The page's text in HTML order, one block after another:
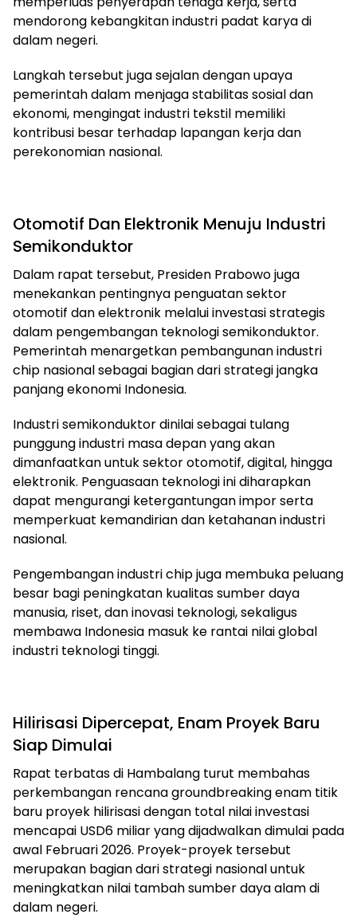
mendorong kebangkitan industri padat karya di
dalam negeri.
Langkah tersebut juga sejalan dengan upaya
pemerintah dalam menjaga stabilitas sosial dan
ekonomi, mengingat industri tekstil memiliki
kontribusi besar terhadap lapangan kerja dan
perekonomian nasional.
Otomotif Dan Elektronik Menuju Industri
Semikonduktor
Dalam rapat tersebut, Presiden Prabowo juga
menekankan pentingnya penguatan sektor
otomotif dan elektronik melalui investasi strategis
dalam pengembangan teknologi semikonduktor.
Pemerintah menargetkan pembangunan industri
chip nasional sebagai bagian dari strategi jangka
panjang ekonomi Indonesia.
Industri semikonduktor dinilai sebagai tulang
punggung industri masa depan yang akan
dimanfaatkan untuk sektor otomotif, digital, hingga
elektronik. Penguasaan teknologi ini diharapkan
dapat mengurangi ketergantungan impor serta
memperkuat kemandirian dan ketahanan industri
nasional.
Pengembangan industri chip juga membuka peluang
besar bagi peningkatan kualitas sumber daya
manusia, riset, dan inovasi teknologi, sekaligus
membawa Indonesia masuk ke rantai nilai global
industri teknologi tinggi.
Hilirisasi Dipercepat, Enam Proyek Baru
Siap Dimulai
Rapat terbatas di Hambalang turut membahas
perkembangan rencana groundbreaking enam titik
baru proyek hilirisasi dengan total nilai investasi
mencapai USD6 miliar yang dijadwalkan dimulai pada
awal Februari 2026. Proyek-proyek tersebut
merupakan bagian dari strategi nasional untuk
meningkatkan nilai tambah sumber daya alam di
dalam negeri.